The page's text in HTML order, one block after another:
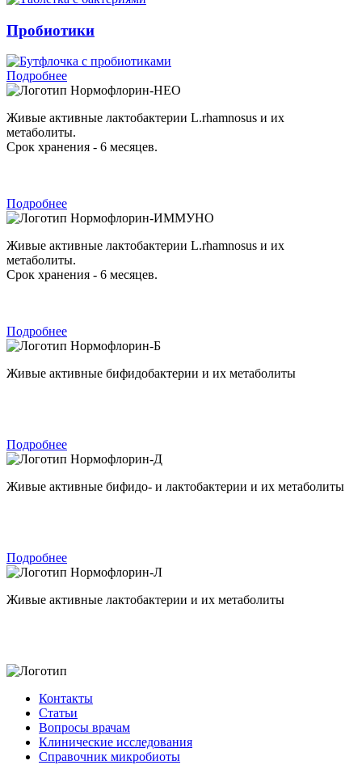
Пробиотики
Подробнее
Нормофлорин-НЕО
Живые активные лактобактерии L.rhamnosus и их
метаболиты.
Срок хранения - 6 месяцев.
Подробнее
Нормофлорин-ИММУНО
Живые активные лактобактерии L.rhamnosus и их
метаболиты.
Срок хранения - 6 месяцев.
Подробнее
Нормофлорин-Б
Живые активные бифидобактерии и их метаболиты
Подробнее
Нормофлорин-Д
Живые активные бифидо- и лактобактерии и их метаболиты
Подробнее
Нормофлорин-Л
Живые активные лактобактерии и их метаболиты
Контакты
Статьи
Вопросы врачам
Клинические исследования
Справочник микробиоты